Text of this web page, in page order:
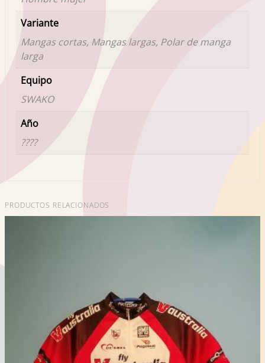
Variante
Mangas cortas, Mangas largas, Polar de manga
larga
Equipo
SWAKO
Año
????
PRODUCTOS RELACIONADOS